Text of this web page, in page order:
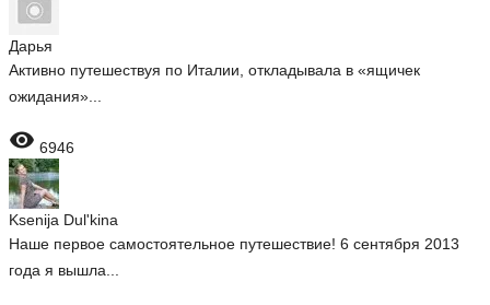
Дарья
Активно путешествуя по Италии, откладывала в «ящичек
ожидания»...
 6946
Ksenija Dul'kina
Наше первое самостоятельное путешествие! 6 сентября 2013
года я вышла...